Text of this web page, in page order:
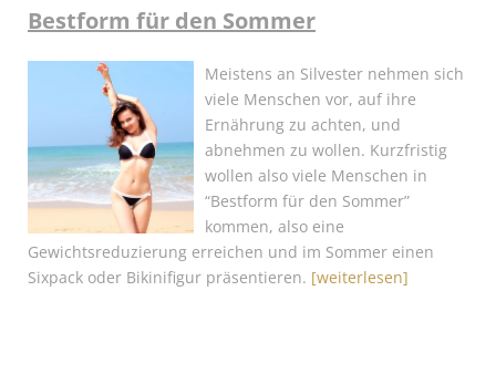
Bestform für den Sommer
Meistens an Silvester nehmen sich
viele Menschen vor, auf ihre
Ernährung zu achten, und
abnehmen zu wollen. Kurzfristig
wollen also viele Menschen in
“Bestform für den Sommer”
kommen, also eine
Gewichtsreduzierung erreichen und im Sommer einen
Sixpack oder Bikinifigur präsentieren. [weiterlesen]